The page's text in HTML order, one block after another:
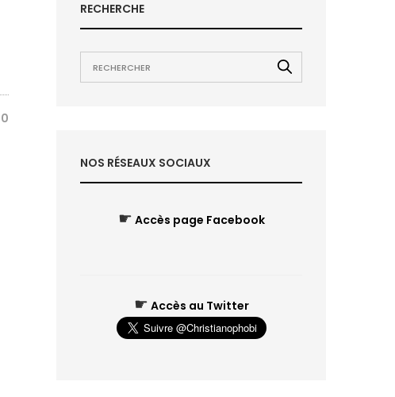
0
RECHERCHE
NOS RÉSEAUX SOCIAUX
☛ Accès page Facebook
☛ Accès au Twitter